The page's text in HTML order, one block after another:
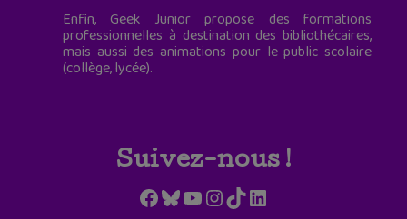
Enfin, Geek Junior propose des formations
professionnelles à destination des bibliothécaires,
mais aussi des animations pour le public scolaire
(collège, lycée).
Suivez-nous !
Facebook
Bluesky
YouTube
Instagram
TikTokLinkedIn